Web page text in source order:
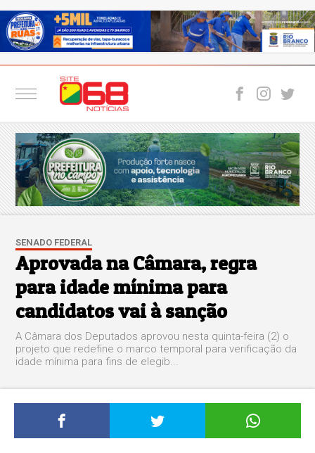
SENADO FEDERAL
Aprovada na Câmara, regra
para idade mínima para
candidatos vai à sanção
A Câmara dos Deputados aprovou nesta quinta-feira (2) o
projeto que redefine o marco temporal para verificação da
idade mínima para fins de elegib...